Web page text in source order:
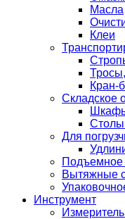
Масла
Клеи
Кран-
Складское
Столы
Для
Подъемное
Вытяжные
Инструмент